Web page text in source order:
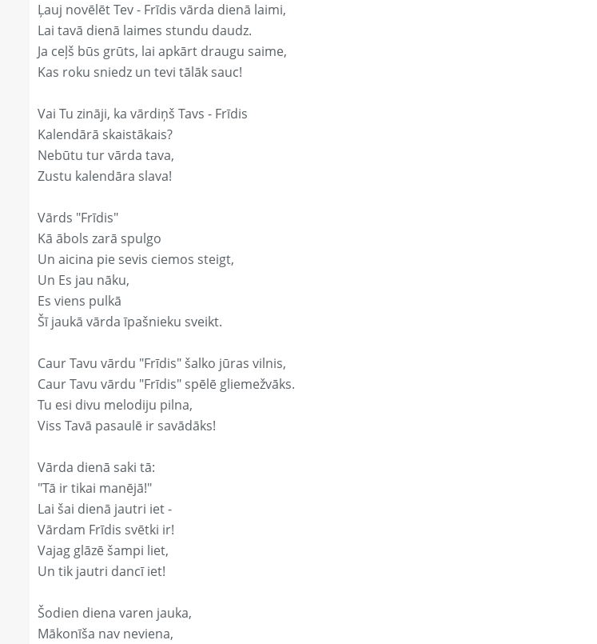
Ļauj novēlēt Tev - Frīdis vārda dienā laimi,
Lai tavā dienā laimes stundu daudz.
Ja ceļš būs grūts, lai apkārt draugu saime,
Kas roku sniedz un tevi tālāk sauc!
Vai Tu zināji, ka vārdiņš Tavs - Frīdis
Kalendārā skaistākais?
Nebūtu tur vārda tava,
Zustu kalendāra slava!
Vārds "Frīdis"
Kā ābols zarā spulgo
Un aicina pie sevis ciemos steigt,
Un Es jau nāku,
Es viens pulkā
Šī jaukā vārda īpašnieku sveikt.
Caur Tavu vārdu "Frīdis" šalko jūras vilnis,
Caur Tavu vārdu "Frīdis" spēlē gliemežvāks.
Tu esi divu melodiju pilna,
Viss Tavā pasaulē ir savādāks!
Vārda dienā saki tā:
"Tā ir tikai manējā!"
Lai šai dienā jautri iet -
Vārdam Frīdis svētki ir!
Vajag glāzē šampi liet,
Un tik jautri dancī iet!
Šodien diena varen jauka,
Mākonīša nav neviena,